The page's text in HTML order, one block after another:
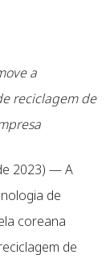
a
reciclagem de
2023) — A
de
coreana
de